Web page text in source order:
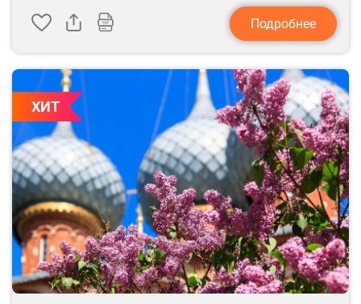
Подробнее
ХИТ